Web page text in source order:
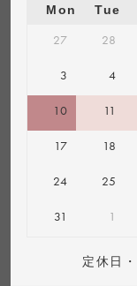
Mon Tue
27 28
3 4
10 11
17 18
24 25
31 1
定休日